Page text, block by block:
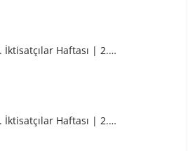
İktisatçılar Haftası | 2.…
İktisatçılar Haftası | 2.…